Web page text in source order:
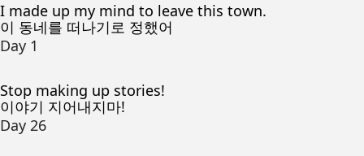
I made up my mind to leave this town.
이 동네를 떠나기로 정했어
Day 1
Stop making up stories!
이야기 지어내지마!
Day 26